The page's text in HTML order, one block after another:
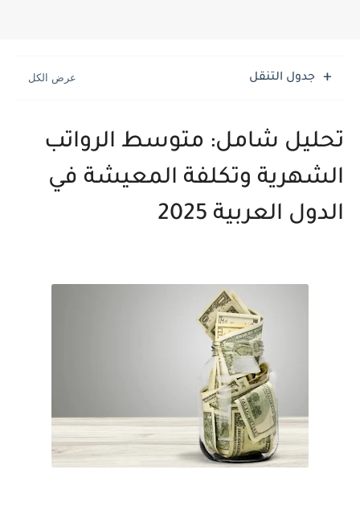
جدول التنقل
تحليل شامل: متوسط الرواتب
الشهرية وتكلفة المعيشة في
الدول العربية 2025